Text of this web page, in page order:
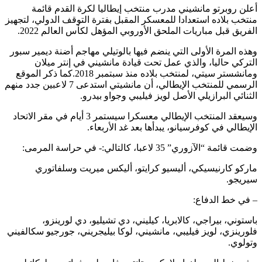
أعلن روبرتو مانشيني مدرب منتخب إيطاليا لكرة القدم قائمة
منتخب بلاده استعدادا للمعسكر المقبل بفترة التوقف الدولي، لتجهيز
الفريق قبل مباريات الملحق الأوروبي المؤهل لكأس العالم 2022.
وهذه المرة الأولى التي ينضم فيها بالوتيلي مهاجم أضنة ديمير سبور
التركي حاليا، والذي عمل تحت قيادة مانشيني في إنتر ميلان
ومانشستر سيتي، لمنتخب بلاده منذ سبتمبر 2018.كما ذكر الموقع
الرسمي للمنتخب الإيطالي، أن مانشيتي استدعى 7 لاعبين جدد منهم
الثنائي البرازيلي الأصل لويز فيليبي وجواو بيدرو.
وسيعقد المنتخب الإيطالي معسكرا سيستمر 3 أيام في مقر الاتحاد
الإيطالي في كوفرسيانو، يبدأها بعد غد الأربعاء.
وضمت قائمة “الآزوري” 35 لاعبا، كالتالي:- في حراسة المرمى:
ماركو كارنيسيكي، أليسيو كرايتو، أليكس ميريت وسلفاتوري
سيريجو.
– في خط الدفاع:
باستوني، بيراجي، كالابريا، كيليني، دي تشيليو، دي لورينزو،
فلورينزي، لويز فيليبي، مانشيني، لوكا بيليجريني، جورجيو سكالفيني
وتولوي.